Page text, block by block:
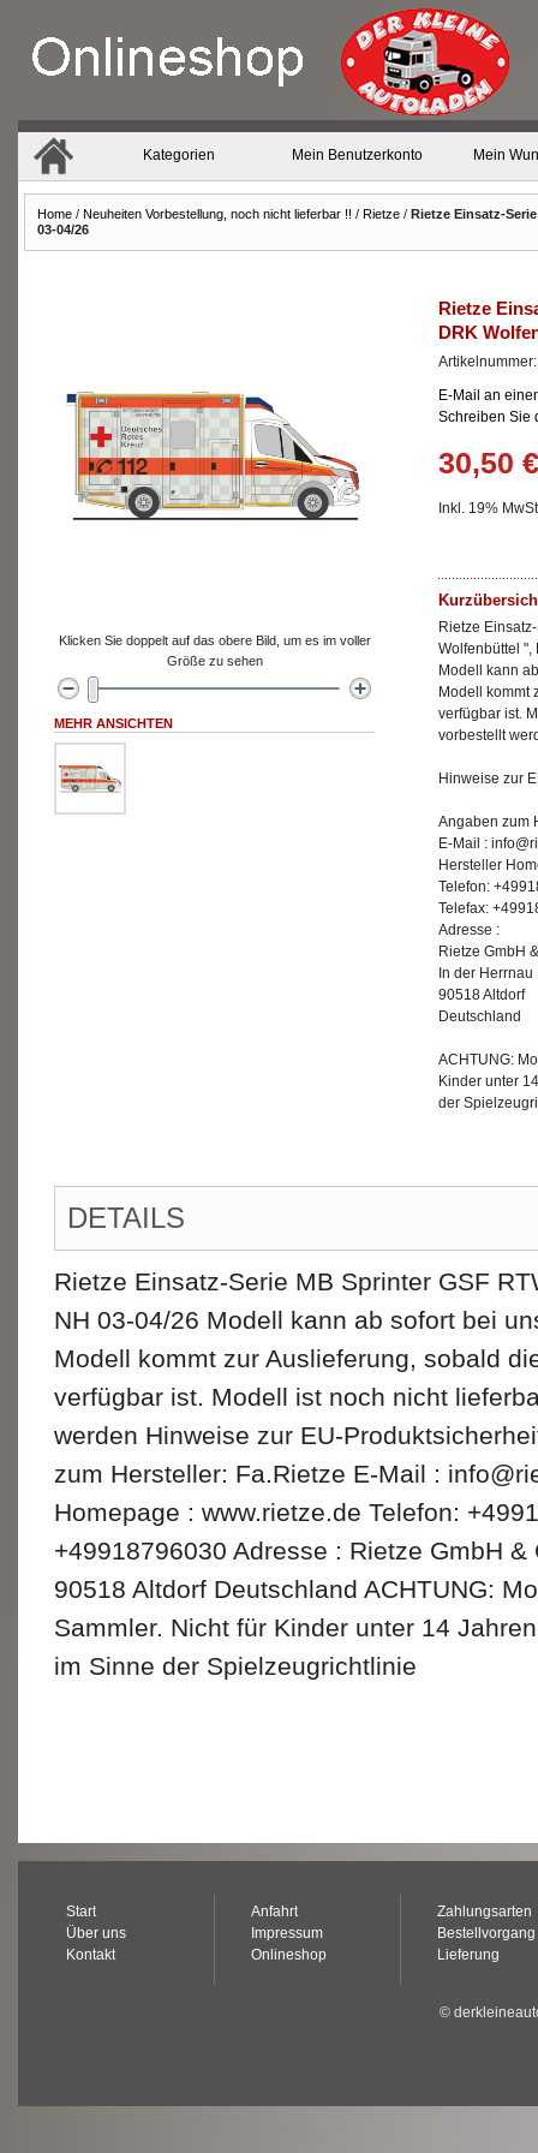
Kategorien Mein Benutzerkonto Mein
Home / Neuheiten Vorbestellung, noch nicht lieferbar !! / Rietze / Rietze Einsatz-
03-04/26
Rietze
DRK
E-Mail an
Schreiben Sie
30,50 €
Inkl. 19%
Rietze
Wolfenbüttel ",
Modell kann
Modell kommt
verfügbar ist.
vorbestellt
Hinweise zur
Angaben zum
E-Mail :
Hersteller
Telefon:
Telefax:
Adresse :
Rietze GmbH
In der Herrnau
90518 Altdorf
Deutschland
ACHTUNG:
Kinder unter
der
Klicken Sie doppelt auf das obere Bild, um es im voller
Größe zu sehen
MEHR ANSICHTEN
DETAILS
Rietze Einsatz-Serie MB Sprinter GSF
NH 03-04/26 Modell kann ab sofort bei
Modell kommt zur Auslieferung, sobald
verfügbar ist. Modell ist noch nicht
werden Hinweise zur EU-
zum Hersteller: Fa.Rietze E-Mail :
Homepage : www.rietze.de Telefon:
+49918796030 Adresse : Rietze GmbH
90518 Altdorf Deutschland ACHTUNG:
Sammler. Nicht für Kinder unter 14
im Sinne der Spielzeugrichtlinie
Start
Über uns
Kontakt
Anfahrt
Impressum
Onlineshop
Zahlungsarten
Bestellvorgang
Lieferung
©